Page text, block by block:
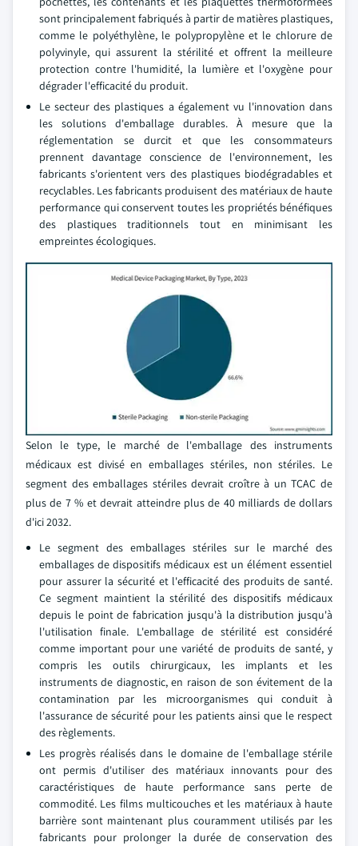
sont principalement fabriqués à partir de matières plastiques,
comme le polyéthylène, le polypropylène et le chlorure de
polyvinyle, qui assurent la stérilité et offrent la meilleure
protection contre l'humidité, la lumière et l'oxygène pour
dégrader l'efficacité du produit.
Le secteur des plastiques a également vu l'innovation dans
les solutions d'emballage durables. À mesure que la
réglementation se durcit et que les consommateurs
prennent davantage conscience de l'environnement, les
fabricants s'orientent vers des plastiques biodégradables et
recyclables. Les fabricants produisent des matériaux de haute
performance qui conservent toutes les propriétés bénéfiques
des plastiques traditionnels tout en minimisant les
empreintes écologiques.
Selon le type, le marché de l'emballage des instruments
médicaux est divisé en emballages stériles, non stériles. Le
segment des emballages stériles devrait croître à un TCAC de
plus de 7 % et devrait atteindre plus de 40 milliards de dollars
d'ici 2032.
Le segment des emballages stériles sur le marché des
emballages de dispositifs médicaux est un élément essentiel
pour assurer la sécurité et l'efficacité des produits de santé.
Ce segment maintient la stérilité des dispositifs médicaux
depuis le point de fabrication jusqu'à la distribution jusqu'à
l'utilisation finale. L'emballage de stérilité est considéré
comme important pour une variété de produits de santé, y
compris les outils chirurgicaux, les implants et les
instruments de diagnostic, en raison de son évitement de la
contamination par les microorganismes qui conduit à
l'assurance de sécurité pour les patients ainsi que le respect
des règlements.
Les progrès réalisés dans le domaine de l'emballage stérile
ont permis d'utiliser des matériaux innovants pour des
caractéristiques de haute performance sans perte de
commodité. Les films multicouches et les matériaux à haute
barrière sont maintenant plus couramment utilisés par les
fabricants pour prolonger la durée de conservation des